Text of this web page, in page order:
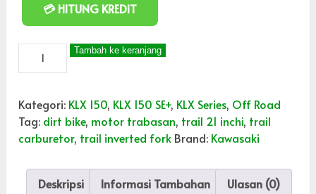
💳 HITUNG KREDIT
Tambah ke keranjang
Kategori: KLX 150, KLX 150 SE+, KLX Series, Off Road
Tag: dirt bike, motor trabasan, trail 21 inchi, trail
carburetor, trail inverted fork Brand: Kawasaki
Deskripsi Informasi Tambahan Ulasan (0)